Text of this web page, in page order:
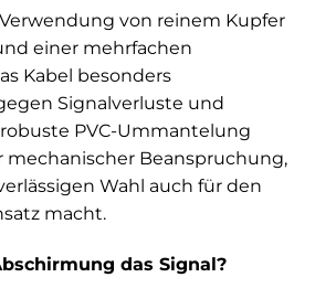
von reinem Kupfer
einer mehrfachen
Kabel besonders
Signalverluste und
PVC-Ummantelung
Beanspruchung,
Wahl auch für den
macht.
das Signal?